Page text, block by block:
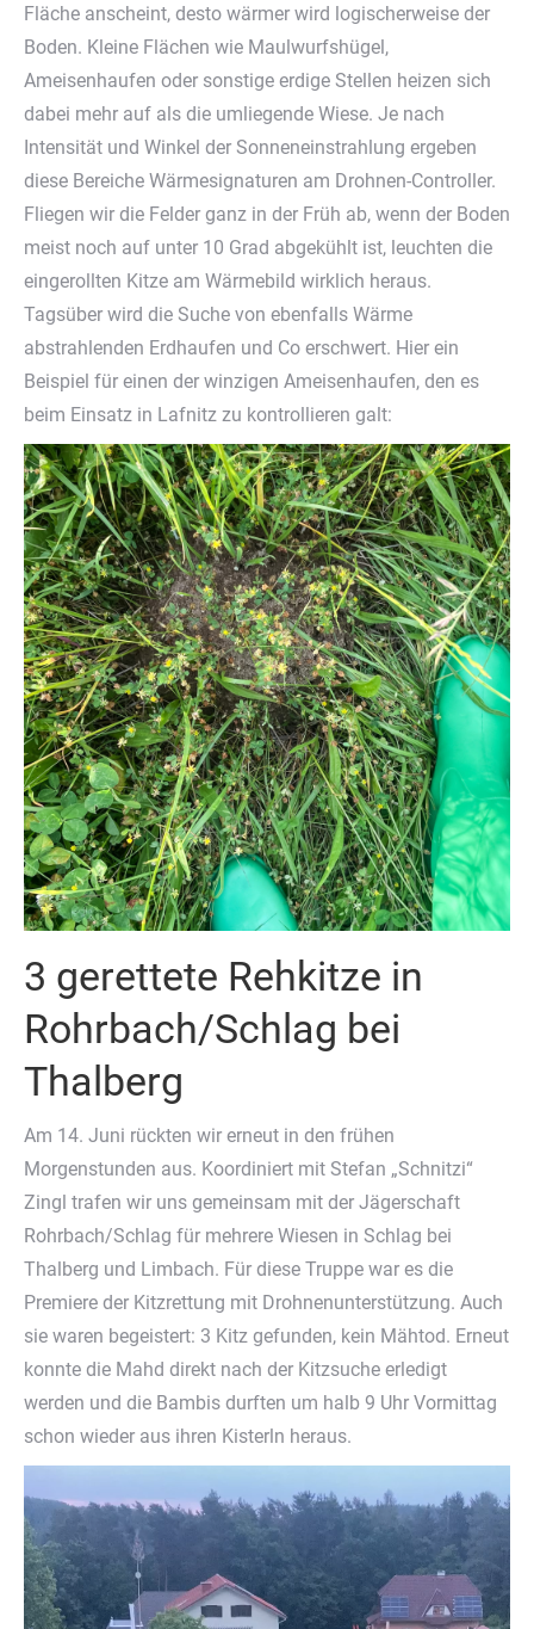
Fläche anscheint, desto wärmer wird logischerweise der
Boden. Kleine Flächen wie Maulwurfshügel,
Ameisenhaufen oder sonstige erdige Stellen heizen sich
dabei mehr auf als die umliegende Wiese. Je nach
Intensität und Winkel der Sonneneinstrahlung ergeben
diese Bereiche Wärmesignaturen am Drohnen-Controller.
Fliegen wir die Felder ganz in der Früh ab, wenn der Boden
meist noch auf unter 10 Grad abgekühlt ist, leuchten die
eingerollten Kitze am Wärmebild wirklich heraus.
Tagsüber wird die Suche von ebenfalls Wärme
abstrahlenden Erdhaufen und Co erschwert. Hier ein
Beispiel für einen der winzigen Ameisenhaufen, den es
beim Einsatz in Lafnitz zu kontrollieren galt:
3 gerettete Rehkitze in
Rohrbach/Schlag bei
Thalberg
Am 14. Juni rückten wir erneut in den frühen
Morgenstunden aus. Koordiniert mit Stefan „Schnitzi“
Zingl trafen wir uns gemeinsam mit der Jägerschaft
Rohrbach/Schlag für mehrere Wiesen in Schlag bei
Thalberg und Limbach. Für diese Truppe war es die
Premiere der Kitzrettung mit Drohnenunterstützung. Auch
sie waren begeistert: 3 Kitz gefunden, kein Mähtod. Erneut
konnte die Mahd direkt nach der Kitzsuche erledigt
werden und die Bambis durften um halb 9 Uhr Vormittag
schon wieder aus ihren Kisterln heraus.